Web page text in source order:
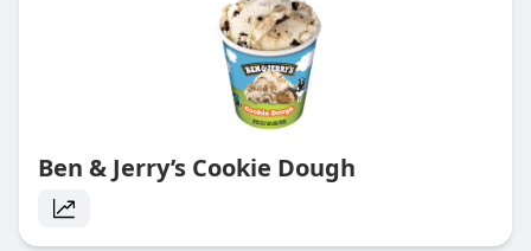
Ben & Jerry’s Cookie Dough